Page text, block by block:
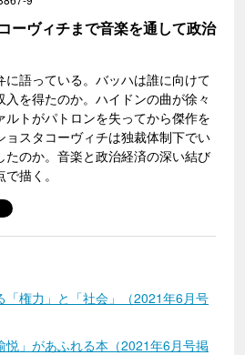
ーヴィチまで音楽を通して政治
語っている。バッハは誰に向けて
を得たのか。ハイドンの曲が徐々
ルトがパトロンを失ってから傑作を
ョスタコーヴィチは独裁体制下でい
たのか。音楽と政治経済の深い結び
描く。
「権力」と「社会」（2021年6月号
悦」があふれる本（2021年6月号掲